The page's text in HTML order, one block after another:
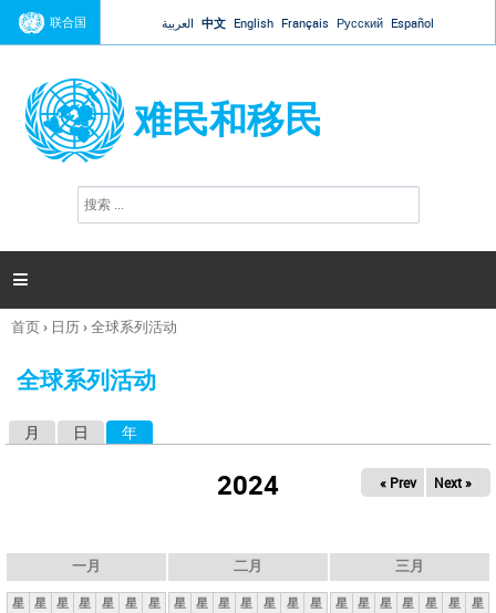
Jump to navigation
联合国 العربية 中文 English Français Русский Español
难民和移民
搜
索

你
这
首页› 日历›全球系列活动
全球系列活动
月 日 年
2024 « Prev Next »
一月
星 星 星 星 星 星
星
二月
星 星 星 星 星 星 星
三月
星 星 星 星 星 星 星